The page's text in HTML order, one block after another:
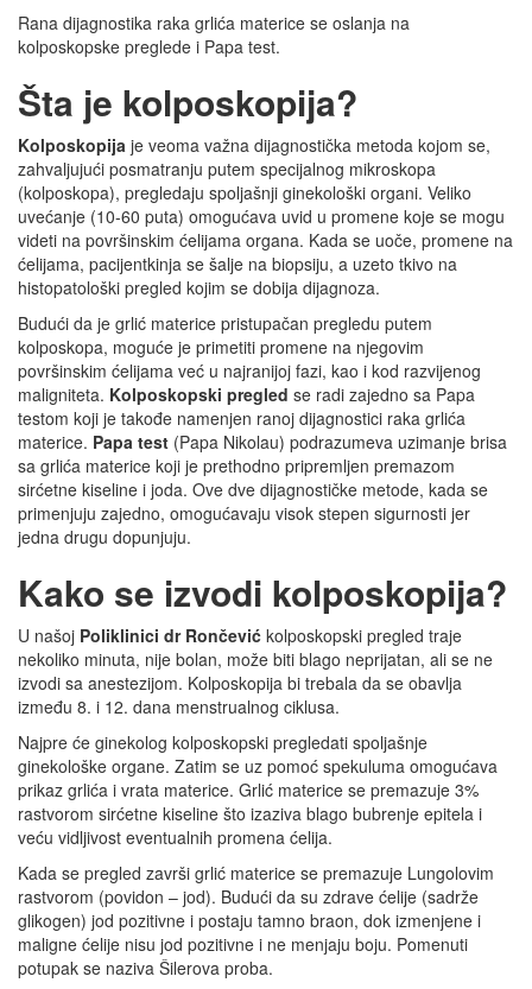
Rana dijagnostika raka grlića materice se oslanja na
kolposkopske preglede i Papa test.
Šta je kolposkopija?
Kolposkopija je veoma važna dijagnostička metoda kojom se,
zahvaljujući posmatranju putem specijalnog mikroskopa
(kolposkopa), pregledaju spoljašnji ginekološki organi. Veliko
uvećanje (10-60 puta) omogućava uvid u promene koje se mogu
videti na površinskim ćelijama organa. Kada se uoče, promene na
ćelijama, pacijentkinja se šalje na biopsiju, a uzeto tkivo na
histopatološki pregled kojim se dobija dijagnoza.
Budući da je grlić materice pristupačan pregledu putem
kolposkopa, moguće je primetiti promene na njegovim
površinskim ćelijama već u najranijoj fazi, kao i kod razvijenog
maligniteta. Kolposkopski pregled se radi zajedno sa Papa
testom koji je takođe namenjen ranoj dijagnostici raka grlića
materice. Papa test (Papa Nikolau) podrazumeva uzimanje brisa
sa grlića materice koji je prethodno pripremljen premazom
sirćetne kiseline i joda. Ove dve dijagnostičke metode, kada se
primenjuju zajedno, omogućavaju visok stepen sigurnosti jer
jedna drugu dopunjuju.
Kako se izvodi kolposkopija?
U našoj Poliklinici dr Rončević kolposkopski pregled traje
nekoliko minuta, nije bolan, može biti blago neprijatan, ali se ne
izvodi sa anestezijom. Kolposkopija bi trebala da se obavlja
između 8. i 12. dana menstrualnog ciklusa.
Najpre će ginekolog kolposkopski pregledati spoljašnje
ginekološke organe. Zatim se uz pomoć spekuluma omogućava
prikaz grlića i vrata materice. Grlić materice se premazuje 3%
rastvorom sirćetne kiseline što izaziva blago bubrenje epitela i
veću vidljivost eventualnih promena ćelija.
Kada se pregled završi grlić materice se premazuje Lungolovim
rastvorom (povidon – jod). Budući da su zdrave ćelije (sadrže
glikogen) jod pozitivne i postaju tamno braon, dok izmenjene i
maligne ćelije nisu jod pozitivne i ne menjaju boju. Pomenuti
potupak se naziva Šilerova proba.